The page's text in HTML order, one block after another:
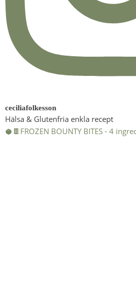
ceciliafolkesson
Hälsa & Glutenfria enkla recept
🥥🍫FROZEN BOUNTY BITES - 4